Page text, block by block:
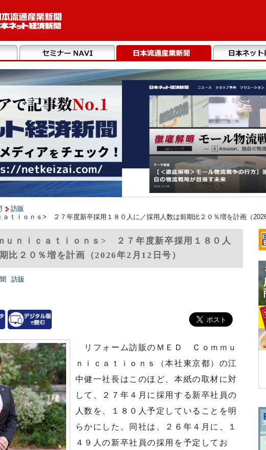
訪販
ｔｉｏｎｓ> ２７年度新卒採用１８０人に／採用人数は前期比２０％増を計画（2026
ｎｉｃａｔｉｏｎｓ> ２７年度新卒採用１８０人
比２０％増を計画（2026年2月12日号）
訪販
リフォーム訪販のＭＥＤ Ｃｏｍｍｕ
ｎｉｃａｔｉｏｎｓ（本社東京都）の江
中健一社長はこのほど、本紙の取材に対
して、２７年４月に採用する新卒社員の
人数を、１８０人予定していることを明
らかにした。同社は、２６年４月に、１
４９人の新卒社員の採用を予定してお